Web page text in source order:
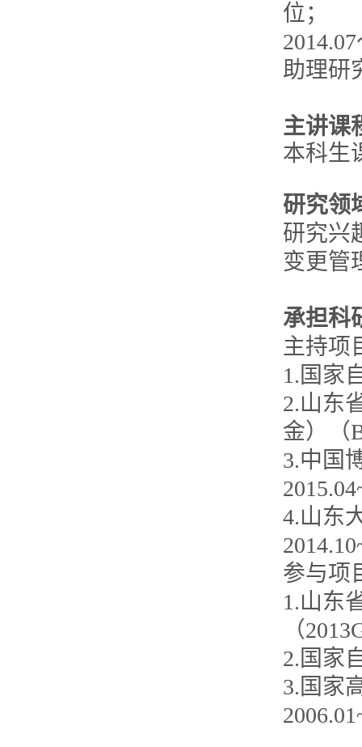
位；
助理研
主讲课
本科生
研究领
研究兴
变更管
承担科
主持项
1.国家
2.山东
金）（
3.中国
4.山东
参与项
1.山东
（
2.国家
3.国家